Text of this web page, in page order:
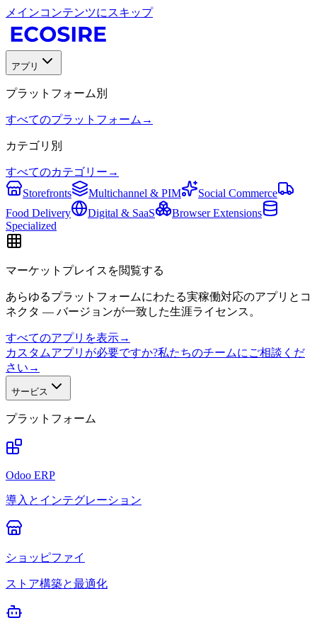
メインコンテンツにスキップ
アプリ
プラットフォーム別
すべてのプラットフォーム →
カテゴリ別
すべてのカテゴリー →
Storefronts
Multichannel & PIM
Social Commerce
Food Delivery
Digital & SaaS
Browser Extensions
Specialized
マーケットプレイスを閲覧する
あらゆるプラットフォームにわたる実稼働対応のアプリとコ
ネクタ — バージョンが一致した生涯ライセンス。
すべてのアプリを表示→
カスタムアプリが必要ですか?私たちのチームにご相談くだ
さい →
サービス
プラットフォーム
Odoo ERP
導入とインテグレーション
ショッピファイ
ストア構築と最適化